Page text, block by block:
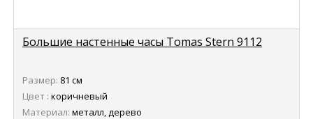
Большие настенные часы Tomas Stern 9112
Размер: 81 см
Цвет : коричневый
Материал: металл, дерево